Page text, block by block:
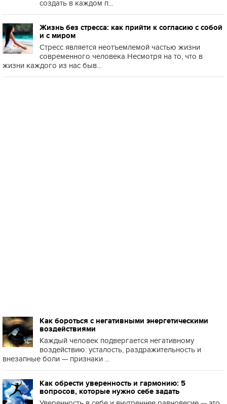
создать в каждом п...
Жизнь без стресса: как прийти к согласию с собой
и с миром
Стресс является неотъемлемой частью жизни
современного человека Несмотря на то, что в
жизни каждого из нас быв...
Как бороться с негативными энергетическими
воздействиями
Каждый человек подвергается негативному
воздействию: усталость, раздражительность и
внезапные боли — признаки ...
Как обрести уверенность и гармонию: 5
вопросов, которые нужно себе задать